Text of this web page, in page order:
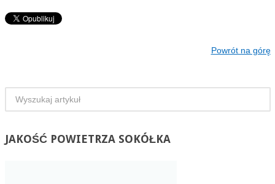
Powrót na górę
JAKOŚĆPOWIETRZA SOKÓŁKA